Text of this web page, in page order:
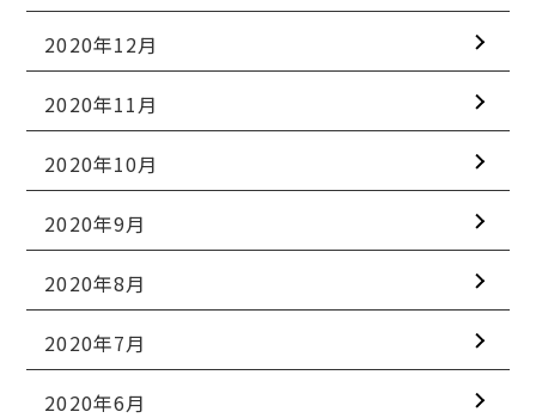
2020年12月
2020年11月
2020年10月
2020年9月
2020年8月
2020年7月
2020年6月